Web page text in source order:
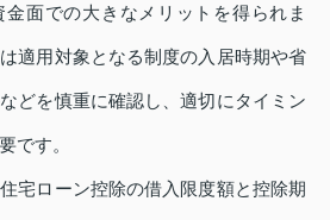
面での大きなメリットを得られま
適用対象となる制度の入居時期や省
どを慎重に確認し、適切にタイミン
です。
宅ローン控除の借入限度額と控除期